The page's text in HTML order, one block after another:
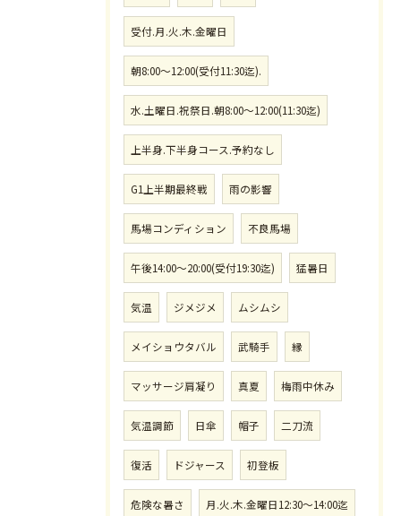
受付.月.火.木.金曜日
朝8:00〜12:00(受付11:30迄).
水.土曜日.祝祭日.朝8:00〜12:00(11:30迄)
上半身.下半身コース.予約なし
G1上半期最終戦 雨の影響
馬場コンディション 不良馬場
午後14:00〜20:00(受付19:30迄) 猛暑日
気温 ジメジメ ムシムシ
メイショウタバル 武騎手 縁
マッサージ肩凝り 真夏 梅雨中休み
気温調節 日傘 帽子 二刀流
復活 ドジャース 初登板
危険な暑さ 月.火.木.金曜日12:30〜14:00迄